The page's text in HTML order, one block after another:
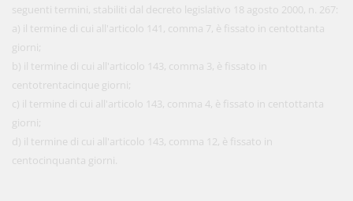
seguenti termini, stabiliti dal decreto legislativo 18 agosto 2000, n. 267:
a) il termine di cui all'articolo 141, comma 7, è fissato in centottanta
giorni;
b) il termine di cui all'articolo 143, comma 3, è fissato in
centotrentacinque giorni;
c) il termine di cui all'articolo 143, comma 4, è fissato in centottanta
giorni;
d) il termine di cui all'articolo 143, comma 12, è fissato in
centocinquanta giorni.